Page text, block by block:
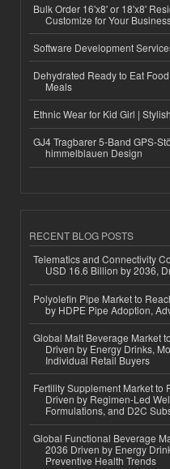
Bulk Order 16'x8' or 18'x8'
Customize for Your
Software Development
Dehydrated Ready to Eat
Meals
Ethnic Wear for Kid Girl |
GJ4 Tragbarer 5-Band GPS-
himmelblauen Design
RECENT BLOG POSTS
Telematics and Connectivity
USD 16.6 Billion by 2036,
Polyolefin Pipe Market to
by HDPE Pipe Adoption,
Global Malt Beverage Market
Driven by Energy Drinks,
Individual Retail Buyers
Fertility Supplement Market to
Driven by Regimen-Led
Formulations, and D2C
Global Functional Beverage
2036 Driven by Energy
Preventive Health Trends